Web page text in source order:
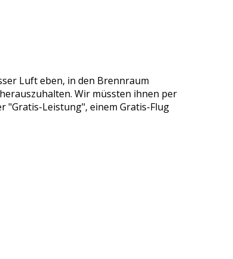
Luft eben, in den Brennraum
Wir müssten ihnen per
"Gratis-Leistung", einem Gratis-Flug